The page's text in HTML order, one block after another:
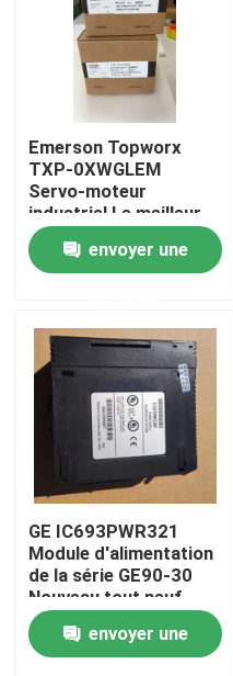
Maison
Produits
Au sujet de nous
Visite d'usine
Emerson Topworx
TXP-0XWGLEM
Servo-moteur
industriel Le meilleur
prix
envoyer une
GE IC693PWR321
Module d'alimentation
de la série GE90-30
Nouveau tout neuf
envoyer une